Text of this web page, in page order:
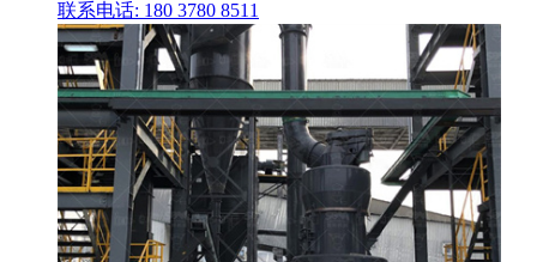
联系电话: 180 3780 8511